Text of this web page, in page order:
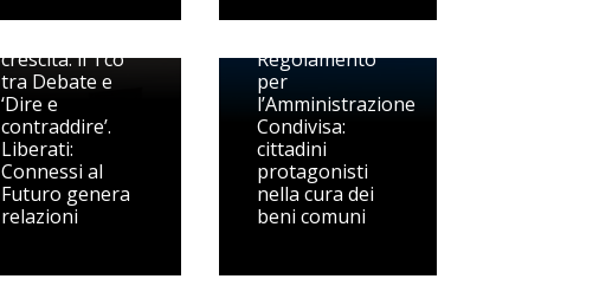
come
crescita: il Tco
tra Debate e
‘Dire e
contraddire’.
Liberati:
Connessi al
Futuro genera
relazioni
Monte Rinaldo,
Regolamento
per
l’Amministrazione
Condivisa:
cittadini
protagonisti
nella cura dei
beni comuni